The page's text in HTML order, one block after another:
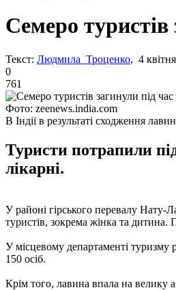
Семеро туристів
Текст: Людмила Троценко, 4
0
761
Фото: zeenews.india.com
В Індії в результаті сходження
Туристи потрапили
лікарні.
У районі гірського перевалу Нату-
туристів, зокрема жінка та дитина.
У місцевому департаменті туризму
150 осіб.
Крім того, лавина впала на велику